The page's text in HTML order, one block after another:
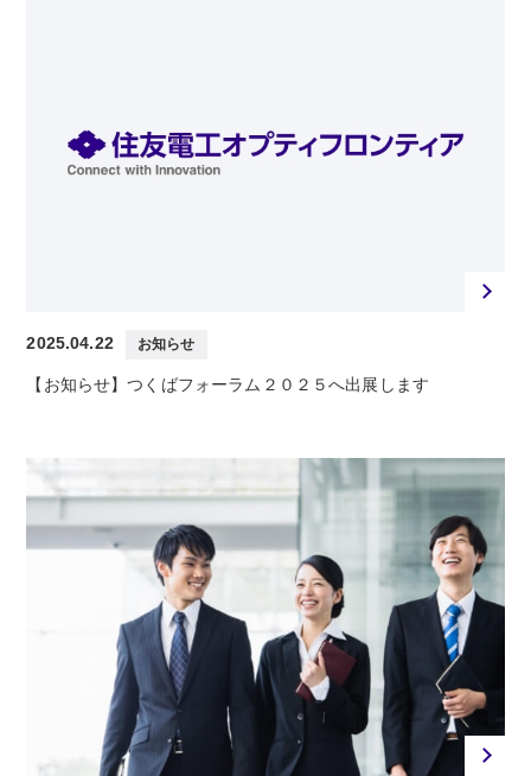
2025.04.22 お知らせ
【お知らせ】つくばフォーラム２０２５へ出展します